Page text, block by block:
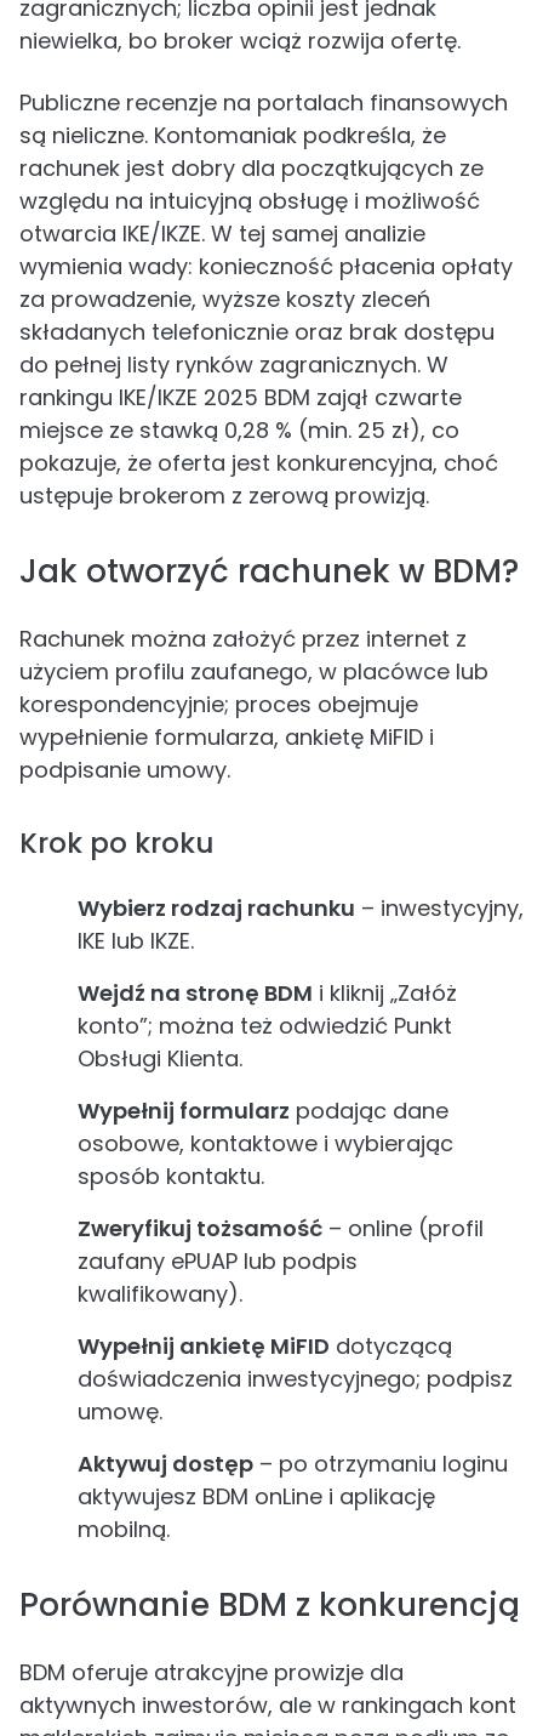
zagranicznych; liczba opinii jest jednak
niewielka, bo broker wciąż rozwija ofertę.
Publiczne recenzje na portalach finansowych
są nieliczne. Kontomaniak podkreśla, że
rachunek jest dobry dla początkujących ze
względu na intuicyjną obsługę i możliwość
otwarcia IKE/IKZE. W tej samej analizie
wymienia wady: konieczność płacenia opłaty
za prowadzenie, wyższe koszty zleceń
składanych telefonicznie oraz brak dostępu
do pełnej listy rynków zagranicznych. W
rankingu IKE/IKZE 2025 BDM zajął czwarte
miejsce ze stawką 0,28 % (min. 25 zł), co
pokazuje, że oferta jest konkurencyjna, choć
ustępuje brokerom z zerową prowizją.
Jak otworzyć rachunek w BDM?
Rachunek można założyć przez internet z
użyciem profilu zaufanego, w placówce lub
korespondencyjnie; proces obejmuje
wypełnienie formularza, ankietę MiFID i
podpisanie umowy.
Krok po kroku
Wybierz rodzaj rachunku – inwestycyjny,
IKE lub IKZE.
Wejdź na stronę BDM i kliknij „Załóż
konto”; można też odwiedzić Punkt
Obsługi Klienta.
Wypełnij formularz podając dane
osobowe, kontaktowe i wybierając
sposób kontaktu.
Zweryfikuj tożsamość – online (profil
zaufany ePUAP lub podpis
kwalifikowany).
Wypełnij ankietę MiFID dotyczącą
doświadczenia inwestycyjnego; podpisz
umowę.
Aktywuj dostęp – po otrzymaniu loginu
aktywujesz BDM onLine i aplikację
mobilną.
Porównanie BDM z konkurencją
BDM oferuje atrakcyjne prowizje dla
aktywnych inwestorów, ale w rankingach kont